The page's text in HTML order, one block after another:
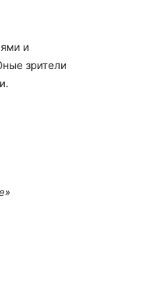
и
зрители